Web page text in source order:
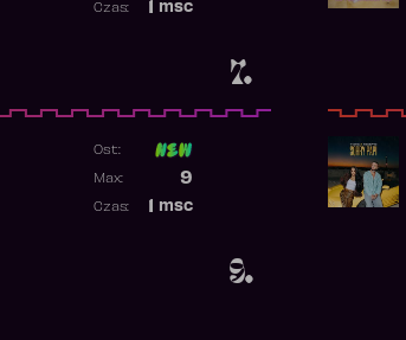
7.
msc
Czas:
9.
Ost:
9
Max:
msc
Czas: